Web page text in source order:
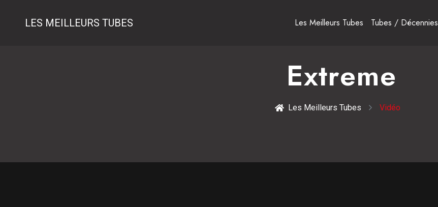
LES MEILLEURS TUBES Les Meilleurs Tubes Tubes / Décennies
Extreme
Les Meilleurs Tubes Vidéo